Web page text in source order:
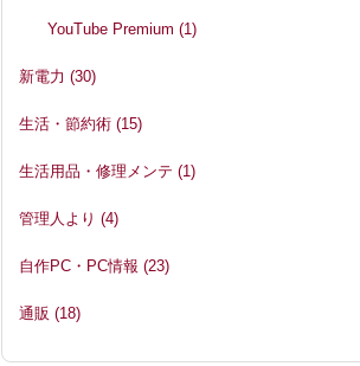
YouTube Premium(1)
新電力 (30)
生活・節約術 (15)
生活用品・修理メンテ (1)
管理人より (4)
自作PC・PC情報 (23)
通販 (18)